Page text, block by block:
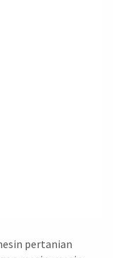
pertanian